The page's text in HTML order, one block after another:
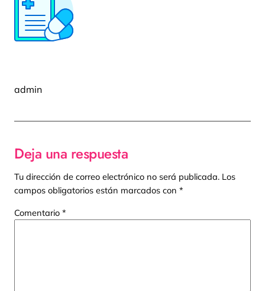
admin
Deja una respuesta
Tu dirección de correo electrónico no será publicada. Los
campos obligatorios están marcados con *
Comentario *